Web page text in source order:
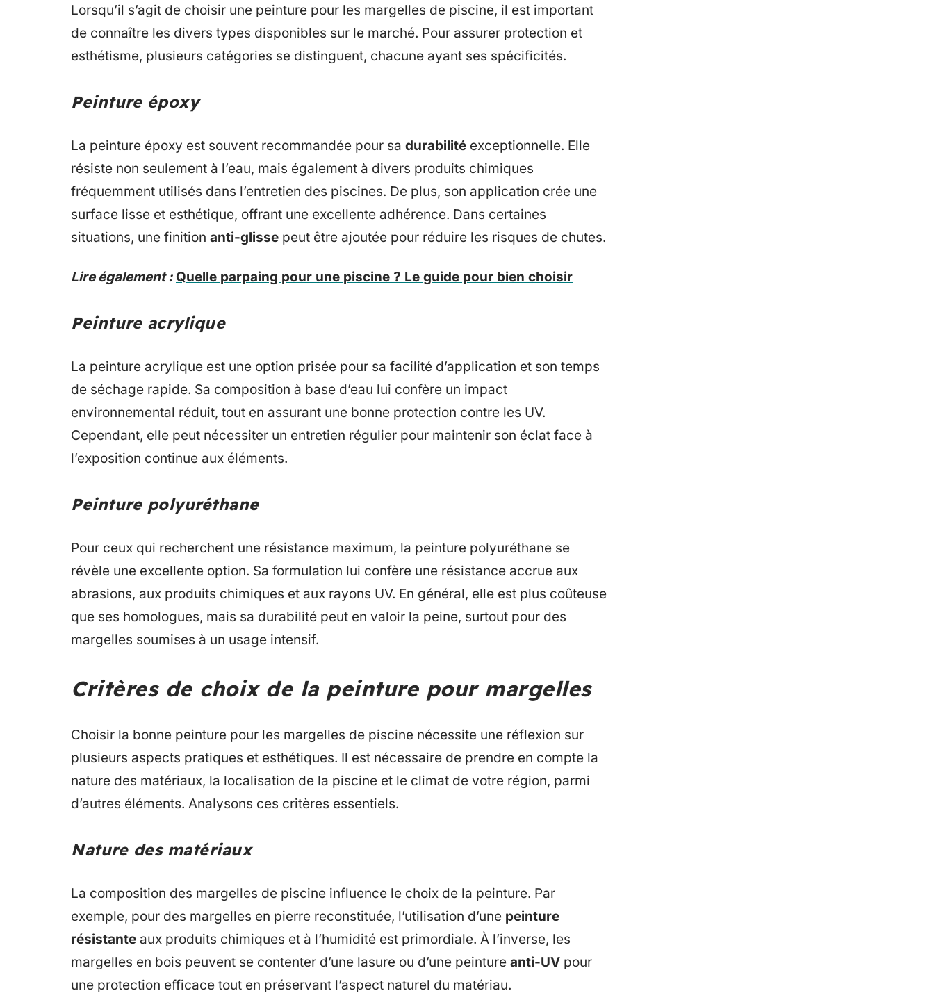
Lorsqu’il s’agit de choisir une peinture pour les margelles de piscine, il est important
de connaître les divers types disponibles sur le marché. Pour assurer protection et
esthétisme, plusieurs catégories se distinguent, chacune ayant ses spécificités.
Peinture époxy
La peinture époxy est souvent recommandée pour sa durabilité exceptionnelle. Elle
résiste non seulement à l’eau, mais également à divers produits chimiques
fréquemment utilisés dans l’entretien des piscines. De plus, son application crée une
surface lisse et esthétique, offrant une excellente adhérence. Dans certaines
situations, une finition anti-glisse peut être ajoutée pour réduire les risques de chutes.
Lire également : Quelle parpaing pour une piscine ? Le guide pour bien choisir
Peinture acrylique
La peinture acrylique est une option prisée pour sa facilité d’application et son temps
de séchage rapide. Sa composition à base d’eau lui confère un impact
environnemental réduit, tout en assurant une bonne protection contre les UV.
Cependant, elle peut nécessiter un entretien régulier pour maintenir son éclat face à
l’exposition continue aux éléments.
Peinture polyuréthane
Pour ceux qui recherchent une résistance maximum, la peinture polyuréthane se
révèle une excellente option. Sa formulation lui confère une résistance accrue aux
abrasions, aux produits chimiques et aux rayons UV. En général, elle est plus coûteuse
que ses homologues, mais sa durabilité peut en valoir la peine, surtout pour des
margelles soumises à un usage intensif.
Critères de choix de la peinture pour margelles
Choisir la bonne peinture pour les margelles de piscine nécessite une réflexion sur
plusieurs aspects pratiques et esthétiques. Il est nécessaire de prendre en compte la
nature des matériaux, la localisation de la piscine et le climat de votre région, parmi
d’autres éléments. Analysons ces critères essentiels.
Nature des matériaux
La composition des margelles de piscine influence le choix de la peinture. Par
exemple, pour des margelles en pierre reconstituée, l’utilisation d’une peinture
résistante aux produits chimiques et à l’humidité est primordiale. À l’inverse, les
margelles en bois peuvent se contenter d’une lasure ou d’une peinture anti-UV pour
une protection efficace tout en préservant l’aspect naturel du matériau.